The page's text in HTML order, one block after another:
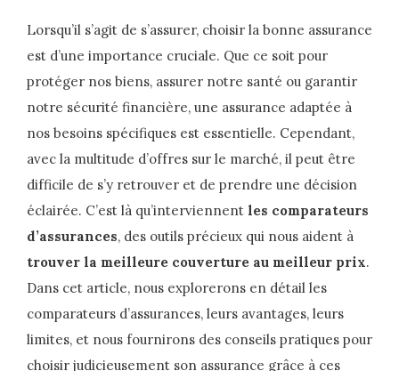
Lorsqu’il s’agit de s’assurer, choisir la bonne assurance
est d’une importance cruciale. Que ce soit pour
protéger nos biens, assurer notre santé ou garantir
notre sécurité financière, une assurance adaptée à
nos besoins spécifiques est essentielle. Cependant,
avec la multitude d’offres sur le marché, il peut être
difficile de s’y retrouver et de prendre une décision
éclairée. C’est là qu’interviennent les comparateurs
d’assurances, des outils précieux qui nous aident à
trouver la meilleure couverture au meilleur prix.
Dans cet article, nous explorerons en détail les
comparateurs d’assurances, leurs avantages, leurs
limites, et nous fournirons des conseils pratiques pour
choisir judicieusement son assurance grâce à ces